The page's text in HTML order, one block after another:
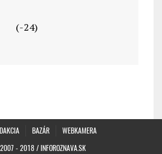
(-24)
BAZÁR
WEBKAMERA
- 2018 / INFOROZNAVA.SK